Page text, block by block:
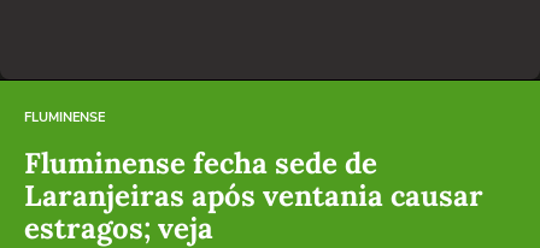
FLUMINENSE
Fluminense fecha sede de
Laranjeiras após ventania causar
estragos; veja